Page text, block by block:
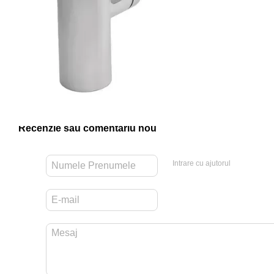
Recenzie sau comentariu nou
Intrare cu ajutorul